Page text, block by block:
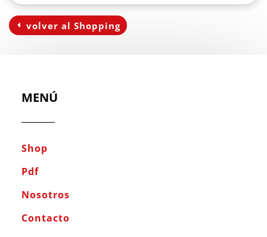
volver al Shopping
MENÚ
Shop
Pdf
Nosotros
Contacto